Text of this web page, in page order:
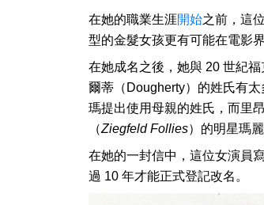
在她的職業生涯開始之前，這
型的金髮女孩更有可能在電影
在她成名之後，她與 20 世紀
爾蒂（Dougherty）的姓氏有
瑪提出使用母親的姓氏，而里
（Ziegfeld Follies）的明星瑪
在她的一封信中，這位女演員
過 10 年才能正式登記改名。